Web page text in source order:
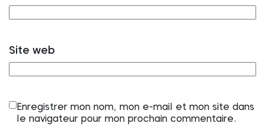
Site web
Enregistrer mon nom, mon e-mail et mon site dans
le navigateur pour mon prochain commentaire.